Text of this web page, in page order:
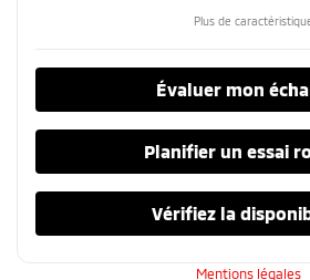
Plus de
Évaluer mon
Planifier un essai
Vérifiez la
Mentions légales